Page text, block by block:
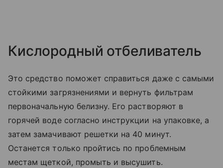
Кислородный отбеливатель
Это средство поможет справиться даже с самыми
стойкими загрязнениями и вернуть фильтрам
первоначальную белизну. Его растворяют в
горячей воде согласно инструкции на упаковке, а
затем замачивают решетки на 40 минут.
Останется только пройтись по проблемным
местам щеткой, промыть и высушить.